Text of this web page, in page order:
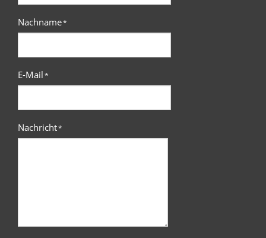
Nachname*
E-Mail*
Nachricht*